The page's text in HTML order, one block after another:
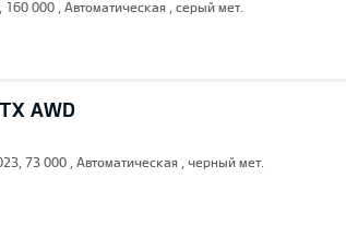
000 , Автоматическая , серый мет.
AWD
73 000 , Автоматическая , черный мет.